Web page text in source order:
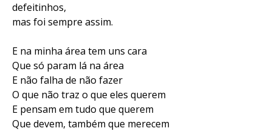
defeitinhos,
mas foi sempre assim.
E na minha área tem uns cara
Que só param lá na área
E não falha de não fazer
O que não traz o que eles querem
E pensam em tudo que querem
Que devem, também que merecem